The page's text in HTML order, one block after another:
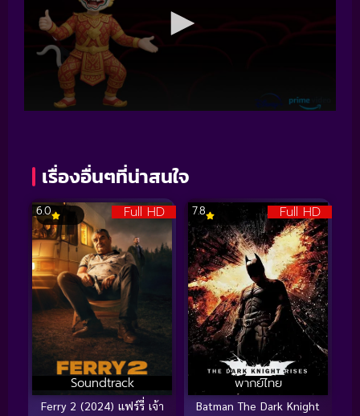
เรื่องอื่นๆที่น่าสนใจ
Full HD
Soundtrack
6.0
Ferry 2 (2024) แฟร์รี่ เจ้า
Full HD
พากย์ไทย
7.8
Batman The Dark Knight